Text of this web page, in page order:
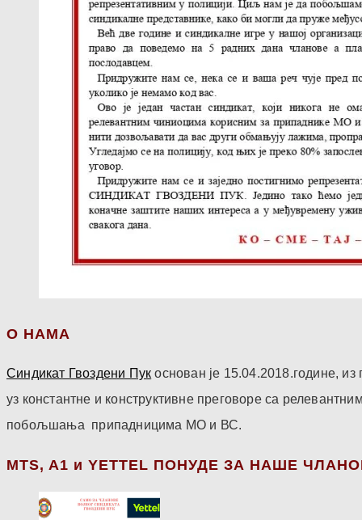
О НАМА
Синдикат Гвоздени Пук основан је 15.04.2018.године,
уз константне и конструктивне преговоре са
побољшања припадницима МО и ВС.
МТS, A1 и YETTEL ПОНУДЕ ЗА НАШЕ